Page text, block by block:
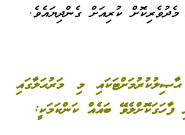
ކުރިއަށް ގެންދިޔައެވެ.
މި މަރުޙަލާގައި
ބައެއް ކަންކަމަކީ: